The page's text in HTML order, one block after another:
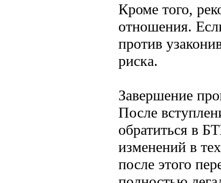
Кроме того,
отношения.
против
риска.
Завершение
После
обратиться в
изменений в
после этого